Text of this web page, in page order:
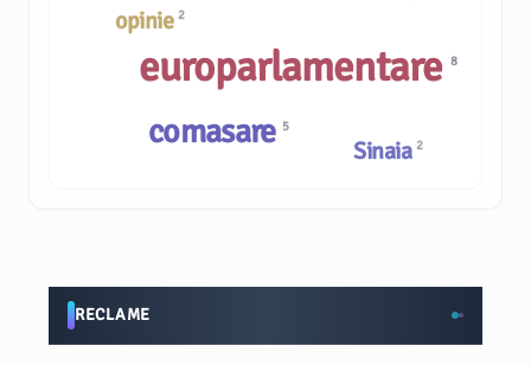
Sinaia 2
opinie 2
comasare 5
europarlamentare8
RECLAME